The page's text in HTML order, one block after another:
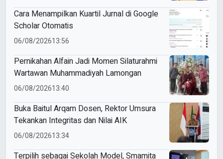
Cara Menampilkan Kuartil Jurnal di Google
Scholar Otomatis
06/08/202613:56
Pernikahan Alfain Jadi Momen Silaturahmi
Wartawan Muhammadiyah Lamongan
06/08/202613:40
Buka Baitul Arqam Dosen, Rektor Umsura
Tekankan Integritas dan Nilai AIK
06/08/202613:34
Terpilih sebagai Sekolah Model, Smamita